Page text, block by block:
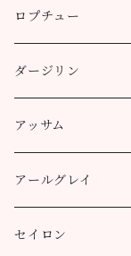
ロプチュー
缶（リーフ）
ティーバッグ
3個
10個
アルミ袋（リーフ）
100g
ティーポット用ティ
ダージリン
プッタボン茶園
50g
100g
ハッピーバレー茶園
50g
キャッスルトン茶園
アッサム
リーフ
100g
CTC
アールグレイ
アールグレイ
セイロン